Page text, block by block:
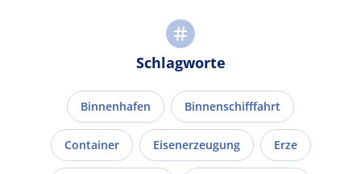
Schlagworte
Binnenhafen Binnenschifffahrt
Container Eisenerzeugung Erze